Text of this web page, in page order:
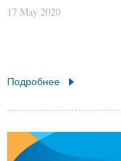
17 May 2020
Подробнее